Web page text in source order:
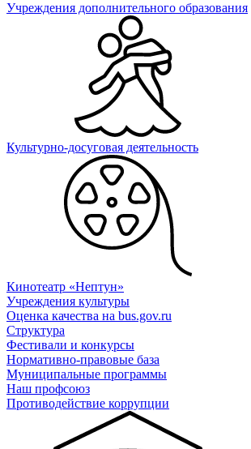
Учреждения дополнительного образования
Культурно-досуговая деятельность
Кинотеатр «Нептун»
Учреждения культуры
Оценка качества на bus.gov.ru
Структура
Фестивали и конкурсы
Нормативно-правовые база
Муниципальные программы
Наш профсоюз
Противодействие коррупции